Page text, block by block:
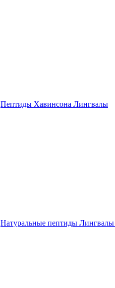
Пептиды Хавинсона Лингвалы
Натуральные пептиды